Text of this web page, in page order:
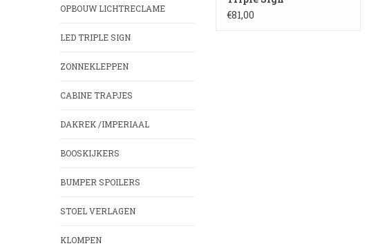
OPBOUW LICHTRECLAME
LED TRIPLE SIGN
ZONNEKLEPPEN
CABINE TRAPJES
DAKREK /IMPERIAAL
BOOSKIJKERS
BUMPER SPOILERS
STOEL VERLAGEN
KLOMPEN
€81,00